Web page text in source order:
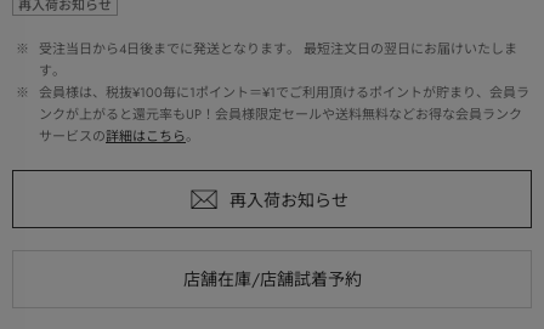
再入荷お知らせ
※
受注当日から4日後までに発送となります。 最短注文日の翌日にお届けいたしま
す。
※
会員様は、税抜¥100毎に1ポイント＝¥1でご利用頂けるポイントが貯まり、会員ラ
ンクが上がると還元率もUP！会員様限定セールや送料無料などお得な会員ランク
サービスの詳細はこちら。